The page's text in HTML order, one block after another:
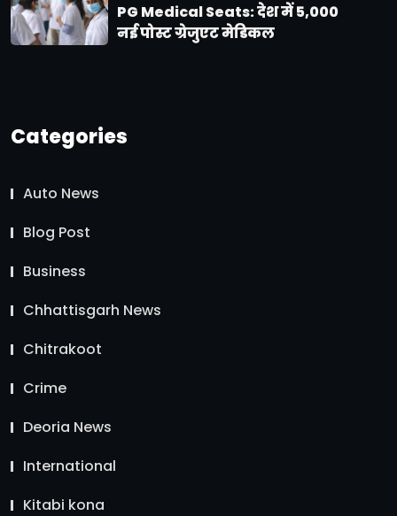
PG Medical Seats: देश में 5,000
नई पोस्ट ग्रेजुएट मेडिकल
Categories
Auto News
Blog Post
Business
Chhattisgarh News
Chitrakoot
Crime
Deoria News
International
Kitabi kona